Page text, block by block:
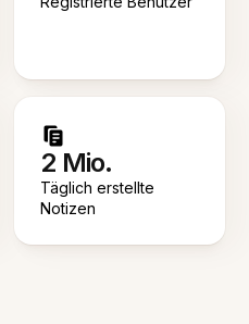
2 Mio.
Täglich erstellte
Notizen